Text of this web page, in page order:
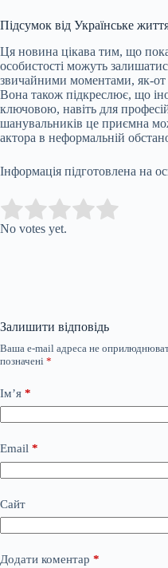
Підсумок від Українське
Ця новина цікава тим, що
особистості можуть
звичайними моментами, як-от
Вона також підкреслює, що
ключовою, навіть для
шанувальників це приємна
актора в неформальній
Інформація підготовлена на
Rate this item:
No votes yet.
Залишити відповідь
Ваша e-mail адреса не
позначені *
Ім’я *
Email *
Сайт
Додати коментар *